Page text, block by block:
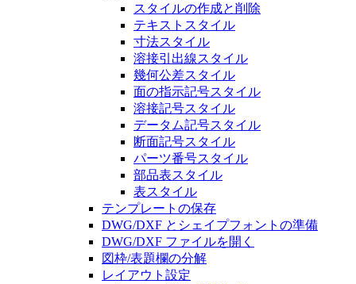
スタイルの作成と削除
テキストスタイル
寸法スタイル
溶接引出線スタイル
幾何公差スタイル
面の指示記号スタイル
溶接記号スタイル
データム記号スタイル
断面記号スタイル
パーツ番号スタイル
部品表スタイル
表スタイル
テンプレートの保存
DWG/DXF とシェイプフォントの準備
DWG/DXF ファイルを開く
図枠/表題欄の分解
レイアウト設定